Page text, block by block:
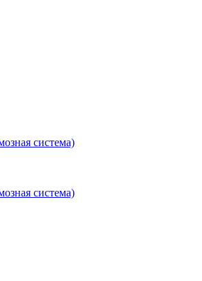
система)
система)